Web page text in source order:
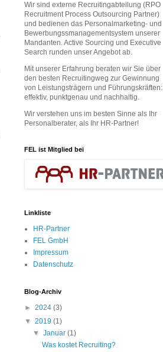
Wir sind externe Recruitingabteilung (RPO
Recruitment Process Outsourcing Partner)
und bedienen das Personalmarketing- und
Bewerbungssmanagementsystem unserer
Mandanten. Active Sourcing und Executive
Search runden unser Angebot ab.
Mit unserer Erfahrung beraten wir Sie über
den besten Recruitingweg zur Gewinnung
von Leistungsträgern und Führungskräften:
effektiv, punktgenau und nachhaltig.
Wir verstehen uns im besten Sinne als Ihr
Personalberater, als Ihr HR-Partner!
FEL ist Mitglied bei
Linkliste
HR-Partner
FEL GmbH
Impressum
Datenschutz
Blog-Archiv
► 2024 (3)
▼ 2019 (1)
▼Januar(1)
Was kostet Recruiting?